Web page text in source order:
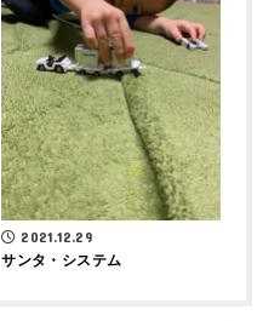
2021.12.29
サンタ・システム